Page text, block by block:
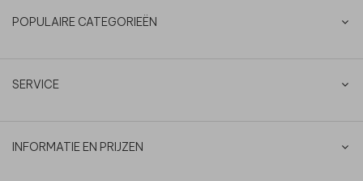
POPULAIRE CATEGORIEËN
SERVICE
INFORMATIE EN PRIJZEN